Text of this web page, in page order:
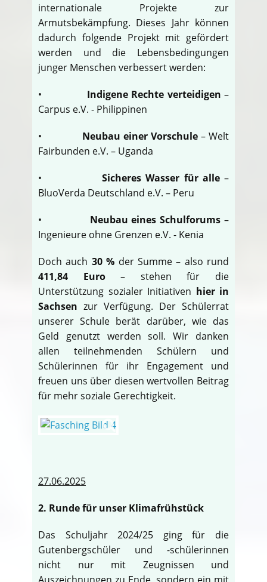
internationale Projekte zur
Armutsbekämpfung. Dieses Jahr können
dadurch folgende Projekt mit gefördert
werden und die Lebensbedingungen
junger Menschen verbessert werden:
• Indigene Rechte verteidigen –
Carpus e.V. - Philippinen
• Neubau einer Vorschule – Welt
Fairbunden e.V. – Uganda
•Sicheres Wasser für alle–
BluoVerda Deutschland e.V. – Peru
• Neubau eines Schulforums –
Ingenieure ohne Grenzen e.V. - Kenia
Doch auch 30 % der Summe – also rund
411,84 Euro– stehen für die
Unterstützung sozialer Initiativen hier in
Sachsen zur Verfügung. Der Schülerrat
unserer Schule berät darüber, wie das
Geld genutzt werden soll. Wir danken
allen teilnehmenden Schülern und
Schülerinnen für ihr Engagement und
freuen uns über diesen wertvollen Beitrag
für mehr soziale Gerechtigkeit.
27.06.2025
2. Runde für unser Klimafrühstück
Das Schuljahr 2024/25 ging für die
Gutenbergschüler und -schülerinnen
nicht nur mit Zeugnissen und
Auszeichnungen zu Ende, sondern ein mit